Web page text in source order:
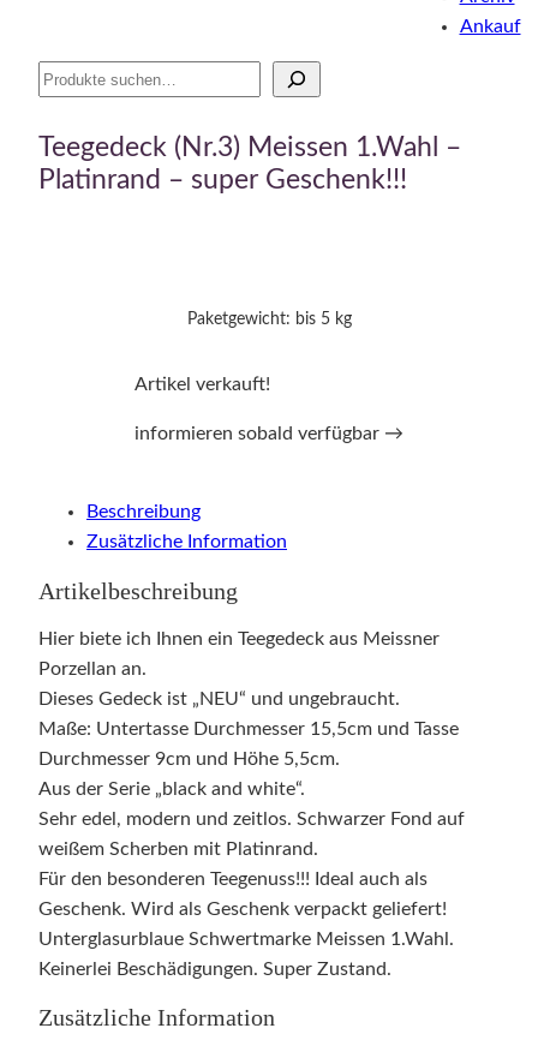
Suche
Ankauf
Teegedeck (Nr.3) Meissen 1.Wahl –
Platinrand – super Geschenk!!!
Paketgewicht: bis 5 kg
Artikel verkauft!
informieren sobald verfügbar →
Beschreibung
Zusätzliche Information
Artikelbeschreibung
Hier biete ich Ihnen ein Teegedeck aus Meissner
Porzellan an.
Dieses Gedeck ist „NEU“ und ungebraucht.
Maße: Untertasse Durchmesser 15,5cm und Tasse
Durchmesser 9cm und Höhe 5,5cm.
Aus der Serie „black and white“.
Sehr edel, modern und zeitlos. Schwarzer Fond auf
weißem Scherben mit Platinrand.
Für den besonderen Teegenuss!!! Ideal auch als
Geschenk. Wird als Geschenk verpackt geliefert!
Unterglasurblaue Schwertmarke Meissen 1.Wahl.
Keinerlei Beschädigungen. Super Zustand.
Zusätzliche Information